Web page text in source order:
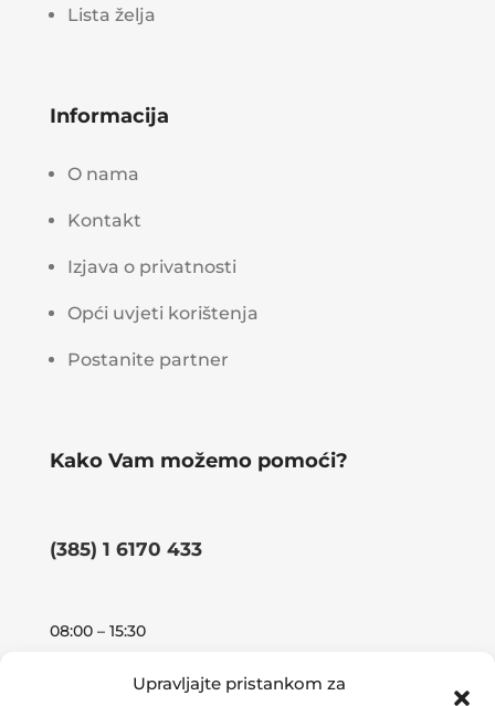
Upravljajte pristankom za
Lista želja
Informacija
O nama
Kontakt
Izjava o privatnosti
Opći uvjeti korištenja
Postanite partner
Kako Vam možemo pomoći?
(385) 1 6170 433
08:00 – 15:30